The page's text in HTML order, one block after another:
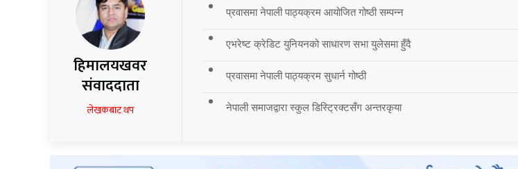
हिमालयखवर
संवाददाता
लेखकबाट थप
प्रवासमा नेपाली पाठ्यक्रम आयोजित गोष्ठी सम्पन्न
एभरेष्ट क्रेडिट युनियनको साधारण सभा युलेसमा हुँदै
प्रवासमा नेपाली पाठ्यक्रम सुधार्न गोष्ठी
नेपाली समाजद्वारा स्कुल डिस्ट्रिक्टसँग अन्तरकृया